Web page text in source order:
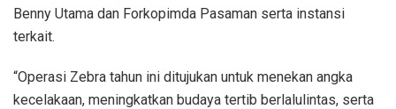
Benny Utama dan Forkopimda Pasaman serta instansi
terkait.
“Operasi Zebra tahun ini ditujukan untuk menekan angka
kecelakaan, meningkatkan budaya tertib berlalulintas, serta